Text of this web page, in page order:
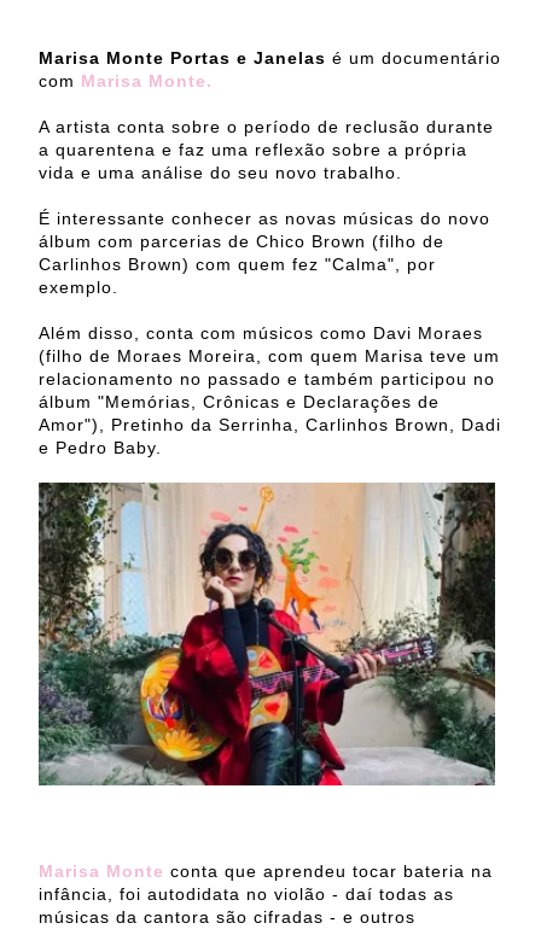
Marisa Monte Portas e Janelas é um documentário
com Marisa Monte.
A artista conta sobre o período de reclusão durante
a quarentena e faz uma reflexão sobre a própria
vida e uma análise do seu novo trabalho.
É interessante conhecer as novas músicas do novo
álbum com parcerias de Chico Brown (filho de
Carlinhos Brown) com quem fez "Calma", por
exemplo.
Além disso, conta com músicos como Davi Moraes
(filho de Moraes Moreira, com quem Marisa teve um
relacionamento no passado e também participou no
álbum "Memórias, Crônicas e Declarações de
Amor"), Pretinho da Serrinha, Carlinhos Brown, Dadi
e Pedro Baby.
Marisa Monte conta que aprendeu tocar bateria na
infância, foi autodidata no violão - daí todas as
músicas da cantora são cifradas - e outros